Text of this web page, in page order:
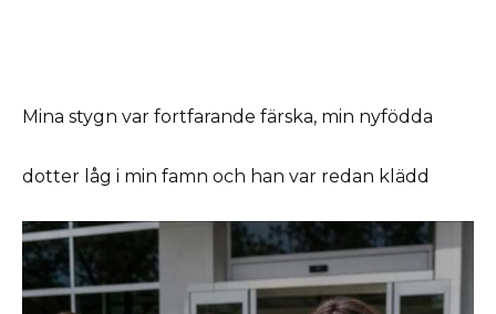
Mina stygn var fortfarande färska, min nyfödda
dotter låg i min famn och han var redan klädd